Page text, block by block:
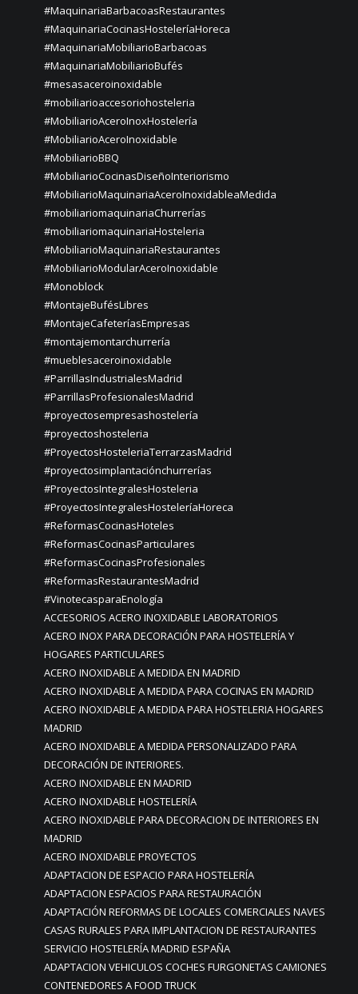
#MaquinariaBarbacoasRestaurantes
#MaquinariaCocinasHosteleríaHoreca
#MaquinariaMobiliarioBarbacoas
#MaquinariaMobiliarioBufés
#mesasaceroinoxidable
#mobiliarioaccesoriohosteleria
#MobiliarioAceroInoxHostelería
#MobiliarioAceroInoxidable
#MobiliarioBBQ
#MobiliarioCocinasDiseñoInteriorismo
#MobiliarioMaquinariaAceroInoxidableaMedida
#mobiliariomaquinariaChurrerías
#mobiliariomaquinariaHosteleria
#MobiliarioMaquinariaRestaurantes
#MobiliarioModularAceroInoxidable
#Monoblock
#MontajeBufésLibres
#MontajeCafeteríasEmpresas
#montajemontarchurrería
#mueblesaceroinoxidable
#ParrillasIndustrialesMadrid
#ParrillasProfesionalesMadrid
#proyectosempresashostelería
#proyectoshosteleria
#ProyectosHosteleriaTerrarzasMadrid
#proyectosimplantaciónchurrerías
#ProyectosIntegralesHosteleria
#ProyectosIntegralesHosteleríaHoreca
#ReformasCocinasHoteles
#ReformasCocinasParticulares
#ReformasCocinasProfesionales
#ReformasRestaurantesMadrid
#VinotecasparaEnología
ACCESORIOS ACERO INOXIDABLE LABORATORIOS
ACERO INOX PARA DECORACIÓN PARA HOSTELERÍA Y
HOGARES PARTICULARES
ACERO INOXIDABLE A MEDIDA EN MADRID
ACERO INOXIDABLE A MEDIDA PARA COCINAS EN MADRID
ACERO INOXIDABLE A MEDIDA PARA HOSTELERIA HOGARES
MADRID
ACERO INOXIDABLE A MEDIDA PERSONALIZADO PARA
DECORACIÓN DE INTERIORES.
ACERO INOXIDABLE EN MADRID
ACERO INOXIDABLE HOSTELERÍA
ACERO INOXIDABLE PARA DECORACION DE INTERIORES EN
MADRID
ACERO INOXIDABLE PROYECTOS
ADAPTACION DE ESPACIO PARA HOSTELERÍA
ADAPTACION ESPACIOS PARA RESTAURACIÓN
ADAPTACIÓN REFORMAS DE LOCALES COMERCIALES NAVES
CASAS RURALES PARA IMPLANTACION DE RESTAURANTES
SERVICIO HOSTELERÍA MADRID ESPAÑA
ADAPTACION VEHICULOS COCHES FURGONETAS CAMIONES
CONTENEDORES A FOOD TRUCK